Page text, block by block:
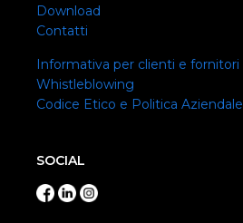
Download
Contatti
Informativa per clienti e fornitori
Whistleblowing
Codice Etico e Politica Aziendale
SOCIAL